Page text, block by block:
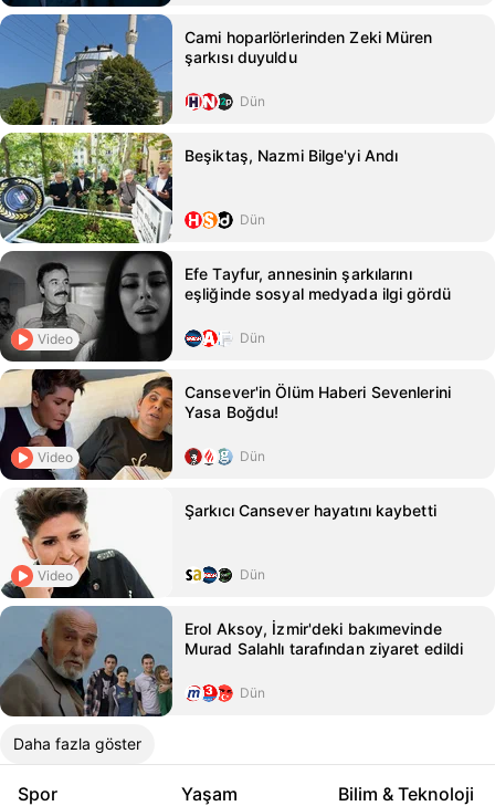
Cami hoparlörlerinden Zeki Müren
şarkısı duyuldu
Dün
Beşiktaş, Nazmi Bilge'yi Andı
Dün
Video
Efe Tayfur, annesinin şarkılarını
eşliğinde sosyal medyada ilgi gördü
Dün
Video
Cansever'in Ölüm Haberi Sevenlerini
Yasa Boğdu!
Dün
Video
Şarkıcı Cansever hayatını kaybetti
Dün
Erol Aksoy, İzmir'deki bakımevinde
Murad Salahlı tarafından ziyaret edildi
Dün
Daha fazla göster
Spor Yaşam Bilim & Teknoloji